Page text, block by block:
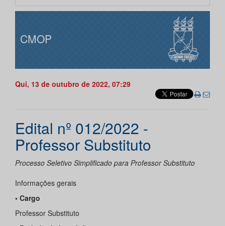
CMOP
Qui, 13 de outubro de 2022, 07:29
Edital nº 012/2022 -
Professor Substituto
Processo Seletivo Simplificado para Professor Substituto
Informações gerais
• Cargo
Professor Substituto